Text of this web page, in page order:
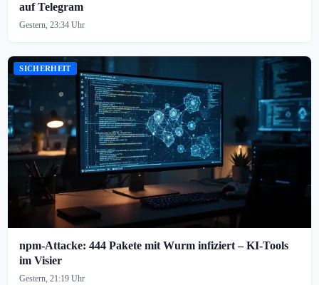
auf Telegram
Gestern, 23:34 Uhr
SICHERHEIT
npm-Attacke: 444 Pakete mit Wurm infiziert – KI-Tools
im Visier
Gestern, 21:19 Uhr